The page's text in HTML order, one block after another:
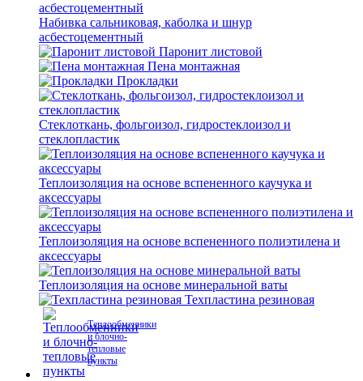
Набивка сальниковая, каболка и шнур
асбестоцементный
Паронит листовой
Пена монтажная
Прокладки
Стеклоткань, фольгоизол, гидростеклоизол и
стеклопластик
Теплоизоляция на основе вспененного каучука и
аксессуары
Теплоизоляция на основе вспененного полиэтилена и
аксессуары
Теплоизоляция на основе минеральной ваты
Техпластина резиновая
Теплообменники
и блочно-
тепловые
пункты